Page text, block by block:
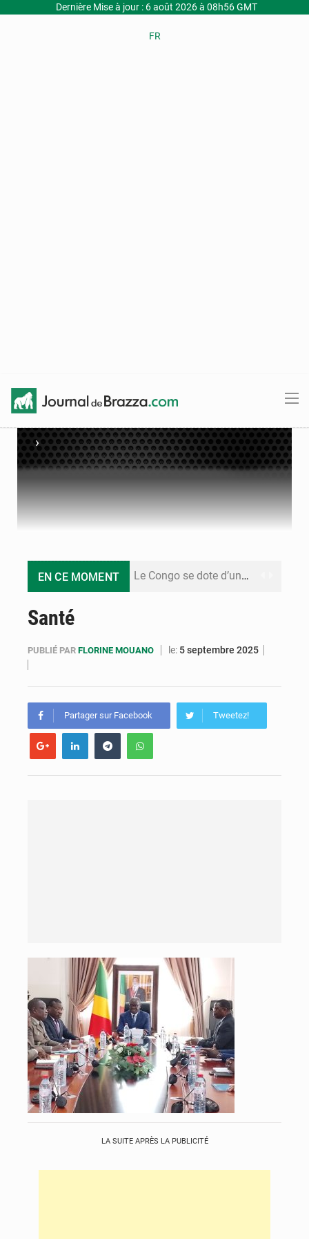
Dernière Mise à jour : 6 août 2026 à 08h56 GMT
FR
›
EN CE MOMENT Le Congo se dote d’un programme national pour valoriser les produits forestiers non ligneux
Santé
PUBLIÉ PAR FLORINE MOUANO le: 5 septembre 2025
Partager sur Facebook Tweetez!
LA SUITE APRÈS LA PUBLICITÉ